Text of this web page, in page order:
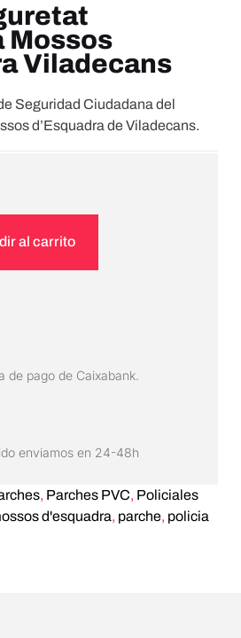
Mossos
Viladecans
Seguridad Ciudadana del
d’Esquadra de Viladecans.
al carrito
de pago de Caixabank.
enviamos en 24-48h
, Parches PVC, Policiales
d'esquadra, parche, policia